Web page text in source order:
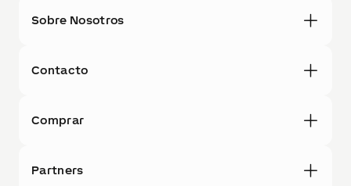
Sobre Nosotros
Contacto
Comprar
Partners